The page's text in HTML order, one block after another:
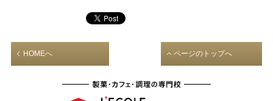
HOMEへ ページのトップへ